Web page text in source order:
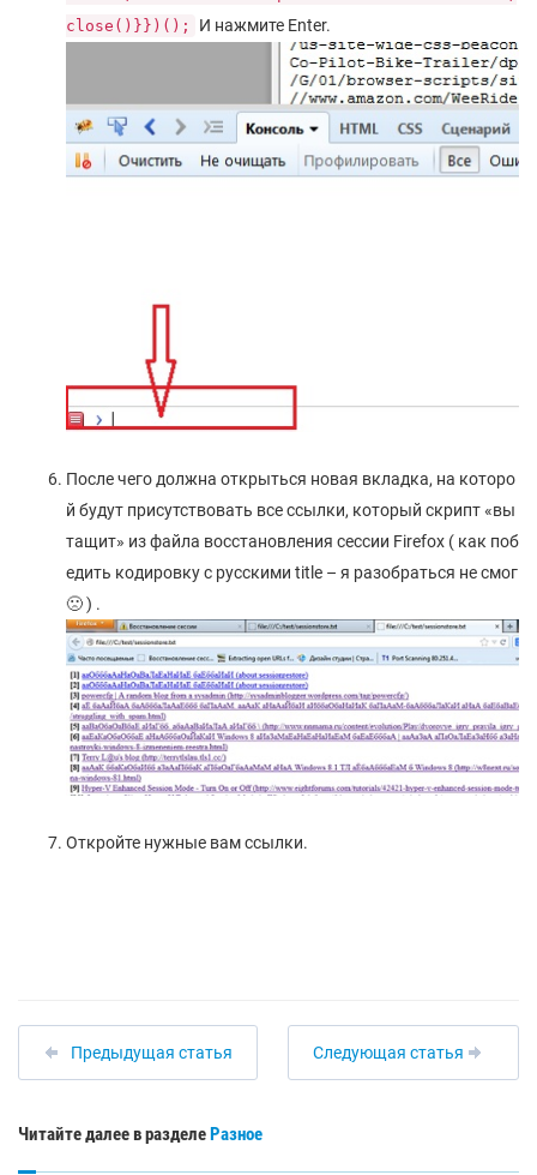
close()}})();
И нажмите Enter.
После чего должна открыться новая вкладка, на которо
й будут присутствовать все ссылки, который скрипт «вы
тащит» из файла восстановления сессии Firefox ( как поб
едить кодировку с русскими title – я разобраться не смог
🙁 ) .
Откройте нужные вам ссылки.
Предыдущая статья Следующая статья
Читайте далее в разделеРазное